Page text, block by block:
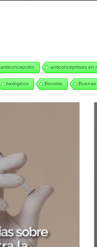
anticoncepción anticonceprtivos en
biológicos Boostrix Buenas